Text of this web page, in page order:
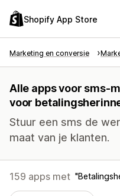
Shopify App Store
Marketing en conversie
Alle apps voor sms-
voor
Stuur een sms de
maat van je klanten.
159 apps met